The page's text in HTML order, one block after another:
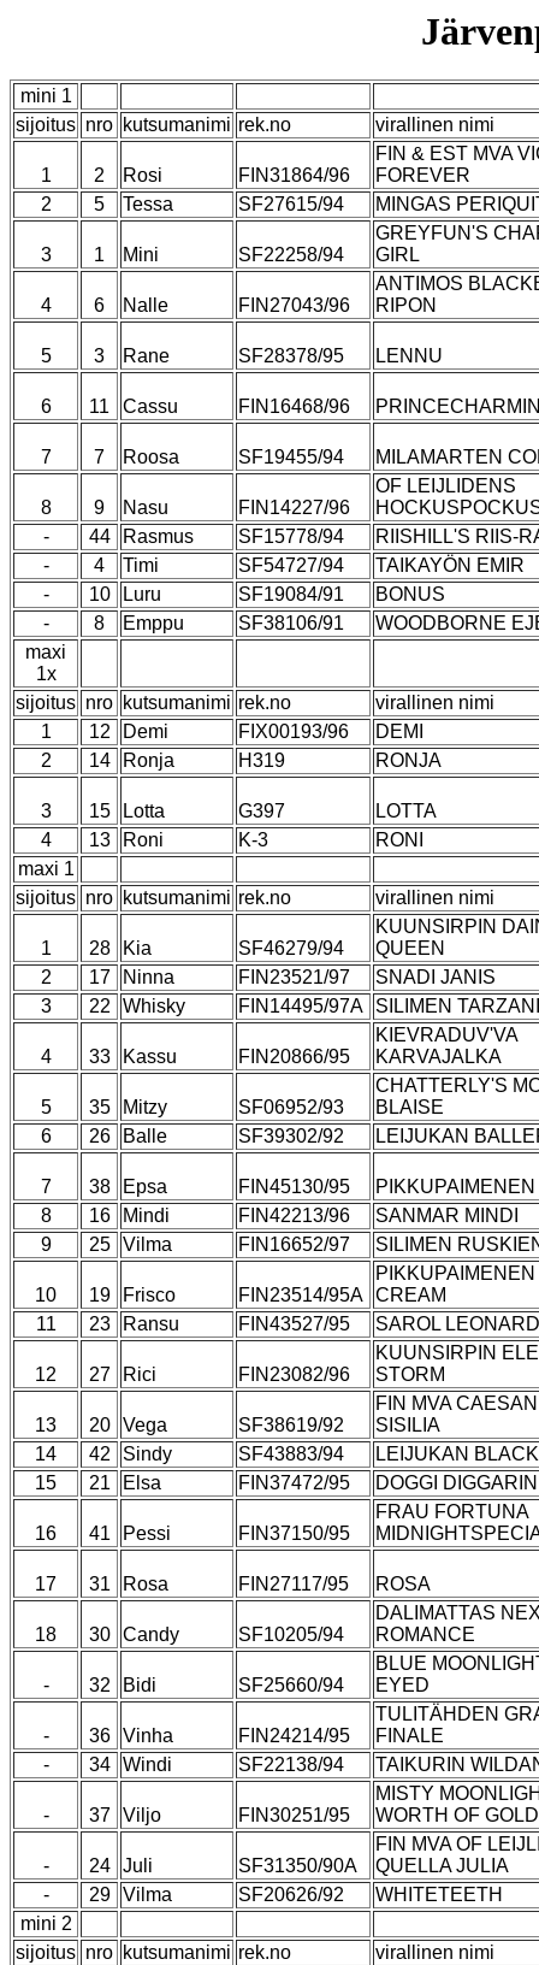
mini 1
sijoitus nro kutsumanimi rek.no virallinen nimi
1 2 Rosi FIN31864/96
FIN & EST MVA
FOREVER
2
5 Tessa SF27615/94 MINGAS
3 1 Mini SF22258/94
GREYFUN'S
GIRL
4 6 Nalle FIN27043/96
ANTIMOS
RIPON
5 3 Rane SF28378/95 LENNU
6 11 Cassu FIN16468/96
7 7 Roosa SF19455/94 MILAMARTEN
8 9 Nasu FIN14227/96
OF LEIJLIDENS
-
44 Rasmus SF15778/94
RIISHILL'S RIIS-
-
4 Timi SF54727/94
TAIKAYÖN EMIR
-
10 Luru SF19084/91
BONUS
-
8 Emppu SF38106/91
WOODBORNE
maxi
1x
sijoitus nro kutsumanimi rek.no
virallinen nimi
1
12 Demi FIX00193/96
DEMI
2
14 Ronja H319 RONJA
3 15 Lotta G397
LOTTA
4
13 Roni K-3
RONI
maxi 1
sijoitus nro kutsumanimi rek.no virallinen nimi
1 28 Kia SF46279/94
KUUNSIRPIN
QUEEN
2
17 Ninna FIN23521/97
SNADI JANIS
3
22 Whisky FIN14495/97A SILIMEN
4 33 Kassu FIN20866/95
KIEVRADUV'VA
KARVAJALKA
5 35 Mitzy SF06952/93
CHATTERLY'S
BLAISE
6
26 Balle SF39302/92 LEIJUKAN
7 38 Epsa FIN45130/95
8
16 Mindi FIN42213/96
SANMAR MINDI
9
25 Vilma FIN16652/97 SILIMEN
10 19 Frisco FIN23514/95A CREAM
11
23 Ransu FIN43527/95 SAROL
12 27 Rici FIN23082/96
KUUNSIRPIN
STORM
13 20 Vega SF38619/92
FIN MVA
SISILIA
14
42 Sindy SF43883/94
LEIJUKAN
15
21 Elsa FIN37472/95 DOGGI
16 41 Pessi FIN37150/95
FRAU FORTUNA
17 31 Rosa FIN27117/95 ROSA
18 30 Candy SF10205/94
DALIMATTAS
ROMANCE
- 32 Bidi SF25660/94
BLUE
EYED
- 36 Vinha FIN24214/95
TULITÄHDEN
FINALE
-
34 Windi SF22138/94 TAIKURIN
- 37 Viljo FIN30251/95
MISTY
WORTH OF GOLD
- 24 Juli SF31350/90A
FIN MVA OF
QUELLA JULIA
-
29 Vilma SF20626/92
WHITETEETH
mini 2
sijoitus nro kutsumanimi rek.no virallinen nimi